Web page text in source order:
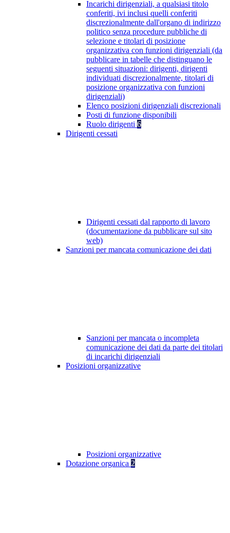
Incarichi dirigenziali, a qualsiasi titolo
conferiti, ivi inclusi quelli conferiti
discrezionalmente dall'organo di indirizzo
politico senza procedure pubbliche di
selezione e titolari di posizione
organizzativa con funzioni dirigenziali (da
pubblicare in tabelle che distinguano le
seguenti situazioni: dirigenti, dirigenti
individuati discrezionalmente, titolari di
posizione organizzativa con funzioni
dirigenziali)
Elenco posizioni dirigenziali discrezionali
Posti di funzione disponibili
Ruolo dirigenti 6
Dirigenti cessati
Dirigenti cessati dal rapporto di lavoro
(documentazione da pubblicare sul sito
web)
Sanzioni per mancata comunicazione dei dati
Sanzioni per mancata o incompleta
comunicazione dei dati da parte dei titolari
di incarichi dirigenziali
Posizioni organizzative
Posizioni organizzative
Dotazione organica 2